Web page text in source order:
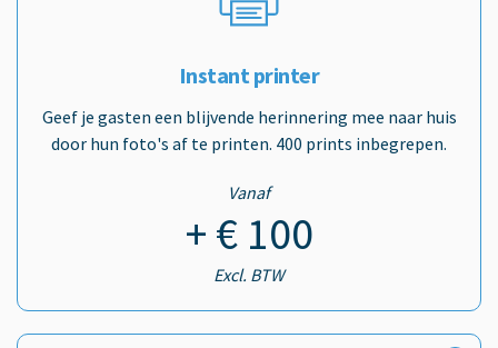
Instant printer
Geef je gasten een blijvende herinnering mee naar huis
door hun foto's af te printen. 400 prints inbegrepen.
Vanaf
+ € 100
Excl. BTW